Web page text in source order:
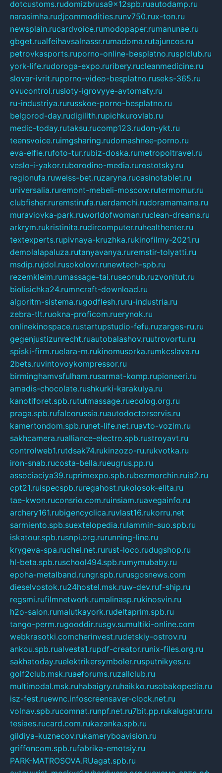
dotcustoms.rudomizbrusa9x12spb.ruautodamp.ru
narasimha.rudjcommodities.runv750.rux-ton.ru
newsplain.rucardvoice.rumodopaper.rumanunae.ru
gbget.rualfeihavsalnassr.rumadoma.rutajuncos.ru
petrovkasports.ruporno-online-besplatno.rusplclub.ru
york-life.rudoroga-expo.ruribery.rucleanmedicine.ru
slovar-ivrit.ruporno-video-besplatno.ruseks-365.ru
ovucontrol.rusloty-igrovyye-avtomaty.ru
ru-industriya.rurusskoe-porno-besplatno.ru
belgorod-day.rudigilith.rupichkurovlab.ru
medic-today.rutaksu.rucomp123.rudon-ykt.ru
teensvoice.ruimgsharing.rudomashnee-porno.ru
eva-elfie.rufoto-tur.rubiz-doska.rumetropoltravel.ru
veslo-i-yakor.ruborodino-media.rurostotsky.ru
regionufa.ruweiss-bet.ruzaryna.rucasinotablet.ru
universalia.ruremont-mebeli-moscow.rutermomur.ru
clubfisher.ruremstirufa.ruerdamchi.rudoramamama.ru
muraviovka-park.ruworldofwoman.ruclean-dreams.ru
arkrym.rukristinita.rudircomputer.ruhealthenter.ru
textexperts.rupivnaya-kruzhka.rukinofilmy-2021.ru
demolalapaluza.rutanyavanya.ruremstir-tolyatti.ru
msdip.rujdol.rusokolovr.runewtech-spb.ru
rezemkleim.rumassage-tai.ruseonub.ruzvonitut.ru
biolisichka24.rumncraft-download.ru
algoritm-sistema.rugodflesh.ruru-industria.ru
zebra-tlt.ruokna-proficom.ruerynok.ru
onlinekinospace.rustartupstudio-fefu.ruzarges-ru.ru
gegenjustizunrecht.ruautobalashov.ruutrovortu.ru
spiski-firm.ruelara-m.rukinomusorka.rumkcslava.ru
2bets.ruvintovoykompressor.ru
birminghamvsfulham.rusarmat-komp.rupioneeri.ru
amadis-chocolate.rushkurki-karakulya.ru
kanotiforet.spb.rututmassage.ruecolog.org.ru
praga.spb.rufalcorussia.ruautodoctorservis.ru
kamertondom.spb.runet-life.net.ruavto-vozim.ru
sakhcamera.rualliance-electro.spb.rustroyavt.ru
controlweb1.rutdsak74.rukinzozo-ru.rukvotka.ru
iron-snab.rucosta-bella.rueugrus.pp.ru
associaciya39.ruprimexpo.spb.rubezmorchin.ruia2.ru
cpt21.ruispecspb.ruregahost.rukolosok-elita.ru
tae-kwon.ruconsrio.com.ruinsiam.ruavegainfo.ru
archery161.rubigencyclica.ruvlast16.rukorru.net
sarmiento.spb.suextelopedia.rulammin-suo.spb.ru
iskatour.spb.rusnpi.org.rurunning-line.ru
krygeva-spa.ruchel.net.rurust-loco.rudugshop.ru
hl-beta.spb.ruschool494.spb.rumymubaby.ru
epoha-metalband.rungr.spb.rurusgosnews.com
dieselvostok.ru24hostel.msk.ruw-dev.ruf-ship.ru
regsmi.rufilmnetwork.rumalinasp.rukinosvin.ru
h2o-salon.rumalutkayork.rudeltaprim.spb.ru
tango-perm.rugooddir.rusgv.sumultiki-online.com
webkrasotki.comcherinvest.rudetskiy-ostrov.ru
ankou.spb.rualvesta1.rupdf-creator.runix-files.org.ru
sakhatoday.ruelektrikersymboler.rusputnikyes.ru
golf2club.msk.ruaeforums.ruzallclub.ru
multimodal.msk.ruhabaigry.ruhaikko.rusobakopedia.ru
isz-fest.ruewnc.infoscreensaver-clock.net.ru
volnav.spb.rucomnat.runpf.net.ru7bit.pp.rukalugatur.ru
tesiaes.rucard.com.rukazanka.spb.ru
gildiya-kuznecov.rukameryboavision.ru
griffoncom.spb.rufabrika-emotsiy.ru
PARK-MATROSOVA.RUagat.spb.ru